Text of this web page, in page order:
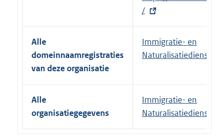
x
t
e
r
i
n
k
/
Alle
domeinnaamregistraties
van deze organisatie
Immigratie- en
Naturalisatiedienst
Alle
organisatiegegevens
Immigratie- en
Naturalisatiedienst